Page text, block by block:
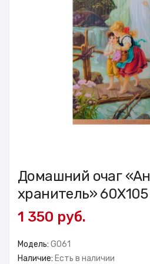
Домашний очаг
хранитель»
1 350 руб.
Модель: GO61
Наличие: Есть в наличии